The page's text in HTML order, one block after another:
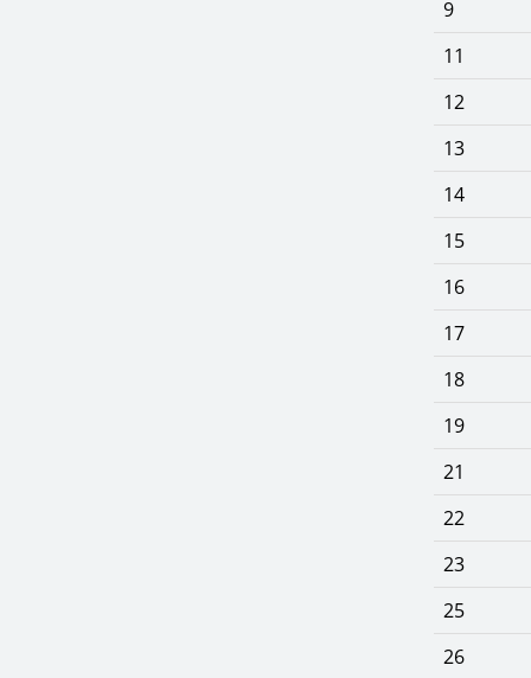
9
11
12
13
14
15
16
17
18
19
21
22
23
25
26